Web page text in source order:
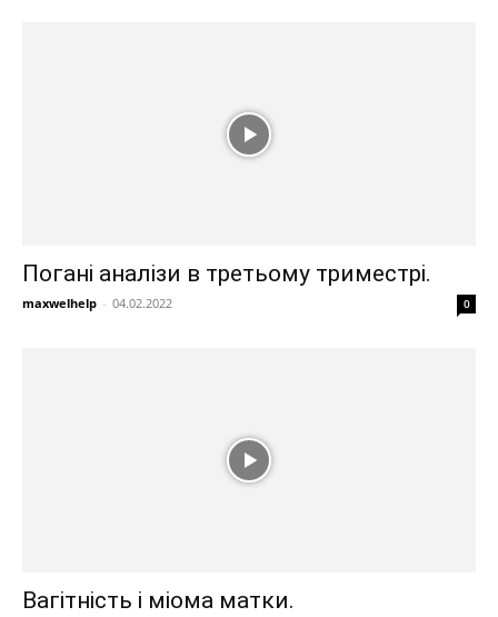
Погані аналізи в третьому триместрі.
maxwelhelp - 04.02.2022 0
Вагітність і міома матки.